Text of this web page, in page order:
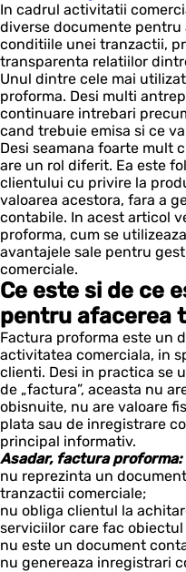
In cadrul activitatii
diverse documente pentru
conditiile unei tranzactii,
transparenta relatiilor
Unul dintre cele mai
proforma. Desi multi
continuare intrebari
cand trebuie emisa si ce
Desi seamana foarte mult
are un rol diferit. Ea este
clientului cu privire la
valoarea acestora, fara a
contabile. In acest articol
proforma, cum se
avantajele sale pentru
comerciale.
Ce este si de ce
pentru afacerea
Factura proforma este un
activitatea comerciala, in
clienti. Desi in practica se
de „factura”, aceasta nu
obisnuite, nu are valoare
plata sau de inregistrare
principal informativ.
Asadar, factura proforma:
nu reprezinta un
tranzactii comerciale;
nu obliga clientul la
serviciilor care fac
nu este un document
nu genereaza inregistrari